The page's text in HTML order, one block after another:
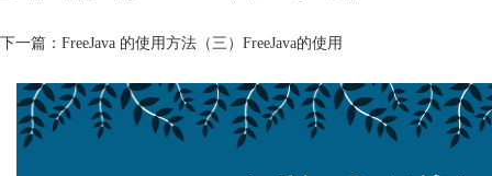
下一篇： FreeJava 的使用方法（三）FreeJava的使用